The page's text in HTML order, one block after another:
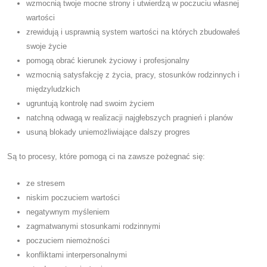
wzmocnią twoje mocne strony i utwierdzą w poczuciu własnej
wartości
zrewidują i usprawnią system wartości na których zbudowałeś
swoje życie
pomogą obrać kierunek życiowy i profesjonalny
wzmocnią satysfakcję z życia, pracy, stosunków rodzinnych i
międzyludzkich
ugruntują kontrolę nad swoim życiem
natchną odwagą w realizacji najgłebszych pragnień i planów
usuną blokady uniemożliwiające dalszy progres
Są to procesy, które pomogą ci na zawsze pożegnać się:
ze stresem
niskim poczuciem wartości
negatywnym myśleniem
zagmatwanymi stosunkami rodzinnymi
poczuciem niemożności
konfliktami interpersonalnymi